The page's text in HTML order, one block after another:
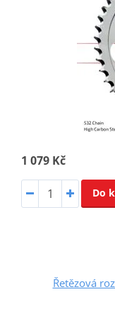
1 079 Kč
Do
Řetězová